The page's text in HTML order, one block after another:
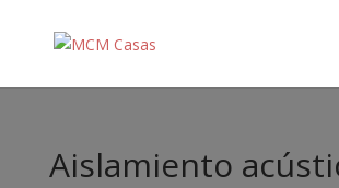
Aislamiento